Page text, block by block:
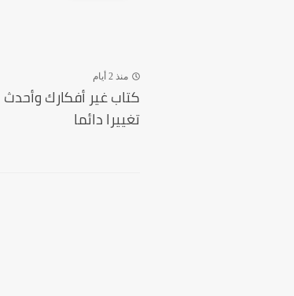
منذ 2 أيام
كتاب غير أفكارك وأحدث
تغييرا دائما